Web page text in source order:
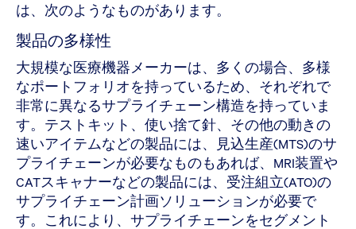
は、次のようなものがあります。
製品の多様性
大規模な医療機器メーカーは、多くの場合、多様
なポートフォリオを持っているため、それぞれで
非常に異なるサプライチェーン構造を持っていま
す。テストキット、使い捨て針、その他の動きの
速いアイテムなどの製品には、見込生産(MTS)のサ
プライチェーンが必要なものもあれば、MRI装置や
CATスキャナーなどの製品には、受注組立(ATO)の
サプライチェーン計画ソリューションが必要で
す。これにより、サプライチェーンをセグメント